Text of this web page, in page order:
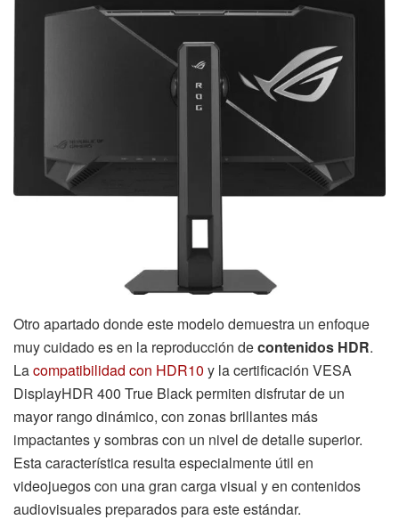
Otro apartado donde este modelo demuestra un enfoque
muy cuidado es en la reproducción decontenidos HDR.
Lacompatibilidad con HDR10 y la certificación VESA
DisplayHDR 400 True Black permiten disfrutar de un
mayor rango dinámico, con zonas brillantes más
impactantes y sombras con un nivel de detalle superior.
Esta característica resulta especialmente útil en
videojuegos con una gran carga visual y en contenidos
audiovisuales preparados para este estándar.